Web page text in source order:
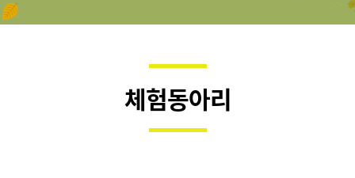
체험동아리